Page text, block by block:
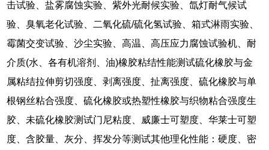
击试验、盐雾腐蚀实验、紫外光耐候实验、氙灯耐气候试
验、臭氧老化试验、二氧化硫/硫化氢试验、箱式淋雨实验、
霉菌交变试验、沙尘实验、高温、高压应力腐蚀试验机、耐
介质(水、各有机溶剂、油)橡胶粘结性能测试硫化橡胶与金
属粘结拉伸剪切强度、剥离强度、扯离强度、硫化橡胶与单
根钢丝粘合强度、硫化橡胶或热塑性橡胶与织物粘合强度生
胶、未硫化橡胶测试门尼粘度、威廉士可塑度、华莱士可塑
度、含胶量、灰分、挥发分等测试其他理化性能：硬度、密